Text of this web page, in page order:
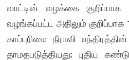
வாட்டின் வழக்கை குறிப்பாக
வழங்கப்பட்ட அதிலும்
காப்புரிமை நீராவி
தாமதபடுத்தியது: புதிய